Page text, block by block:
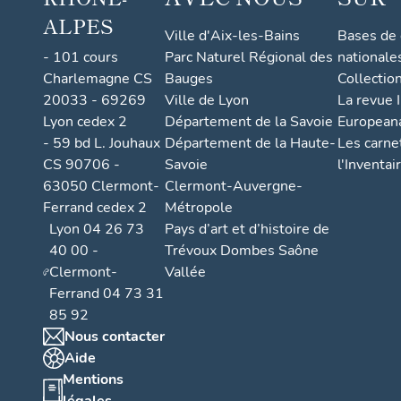
ALPES
- 101 cours
Charlemagne CS
20033 - 69269
Lyon cedex 2
- 59 bd L. Jouhaux
CS 90706 -
63050 Clermont-
Ferrand cedex 2
Lyon 04 26 73
40 00 -
Clermont-
Ferrand 04 73 31
85 92
Nous contacter
Aide
Mentions
Ville d'Aix-les-Bains
Parc Naturel Régional des
Bauges
Ville de Lyon
Département de la Savoie
Département de la Haute-
Savoie
Clermont-Auvergne-
Métropole
Pays d’art et d’histoire de
Trévoux Dombes Saône
Vallée
Bases
La revue
Les